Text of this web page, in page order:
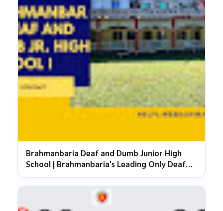
Brahmanbaria Deaf and Dumb Junior High
School | Brahmanbaria's Leading Only Deaf
Educational Institute | Helpline Brahmanbaria